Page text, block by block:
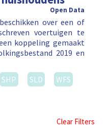
Open Data
over een of
voertuigen te
koppeling gemaakt
2019 en
SHP SLD
WFS
Clear Filters